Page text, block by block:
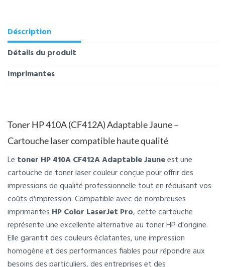
Déscription
Détails du produit
Imprimantes
Toner HP 410A (CF412A) Adaptable Jaune –
Cartouche laser compatible haute qualité
Le toner HP 410A CF412A Adaptable Jauneest une
cartouche de toner laser couleur conçue pour offrir des
impressions de qualité professionnelle tout en réduisant vos
coûts d'impression. Compatible avec de nombreuses
imprimantes HP Color LaserJet Pro, cette cartouche
représente une excellente alternative au toner HP d'origine.
Elle garantit des couleurs éclatantes, une impression
homogène et des performances fiables pour répondre aux